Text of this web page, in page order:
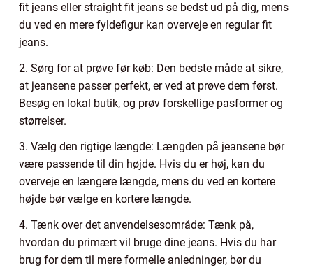
fit jeans eller straight fit jeans se bedst ud på dig, mens
du ved en mere fyldefigur kan overveje en regular fit
jeans.
2. Sørg for at prøve før køb: Den bedste måde at sikre,
at jeansene passer perfekt, er ved at prøve dem først.
Besøg en lokal butik, og prøv forskellige pasformer og
størrelser.
3. Vælg den rigtige længde: Længden på jeansene bør
være passende til din højde. Hvis du er høj, kan du
overveje en længere længde, mens du ved en kortere
højde bør vælge en kortere længde.
4. Tænk over det anvendelsesområde: Tænk på,
hvordan du primært vil bruge dine jeans. Hvis du har
brug for dem til mere formelle anledninger, bør du